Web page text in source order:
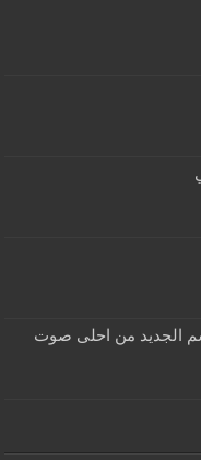
الجديد من احلى صوت